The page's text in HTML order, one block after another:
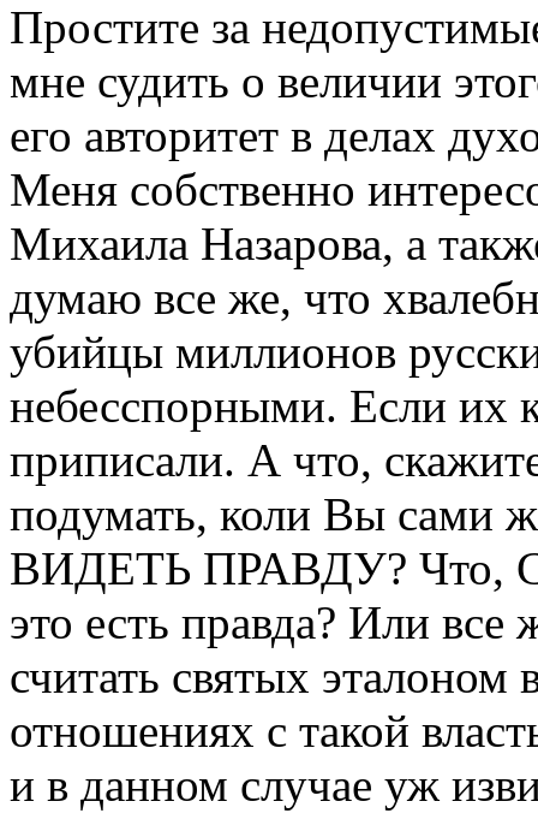
Простите за
мне судить о величии
его авторитет в делах
Меня собственно
Михаила Назарова, а
думаю все же, что
убийцы миллионов
небесспорными. Если их
приписали. А что,
подумать, коли Вы сами
ВИДЕТЬ ПРАВДУ? Что,
это есть правда? Или
считать святых
отношениях с такой
и в данном случае уж